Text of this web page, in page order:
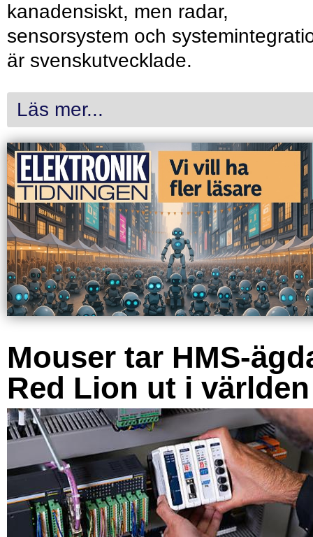
kanadensiskt, men radar,
sensorsystem och
är svenskutvecklade.
Läs mer...
Mouser tar HMS-
Red Lion ut i världen